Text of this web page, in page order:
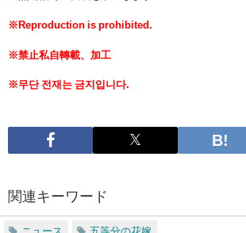
※Reproduction is prohibited.
※禁止私自轉載、加工
※무단 전재는 금지입니다.
関連キーワード